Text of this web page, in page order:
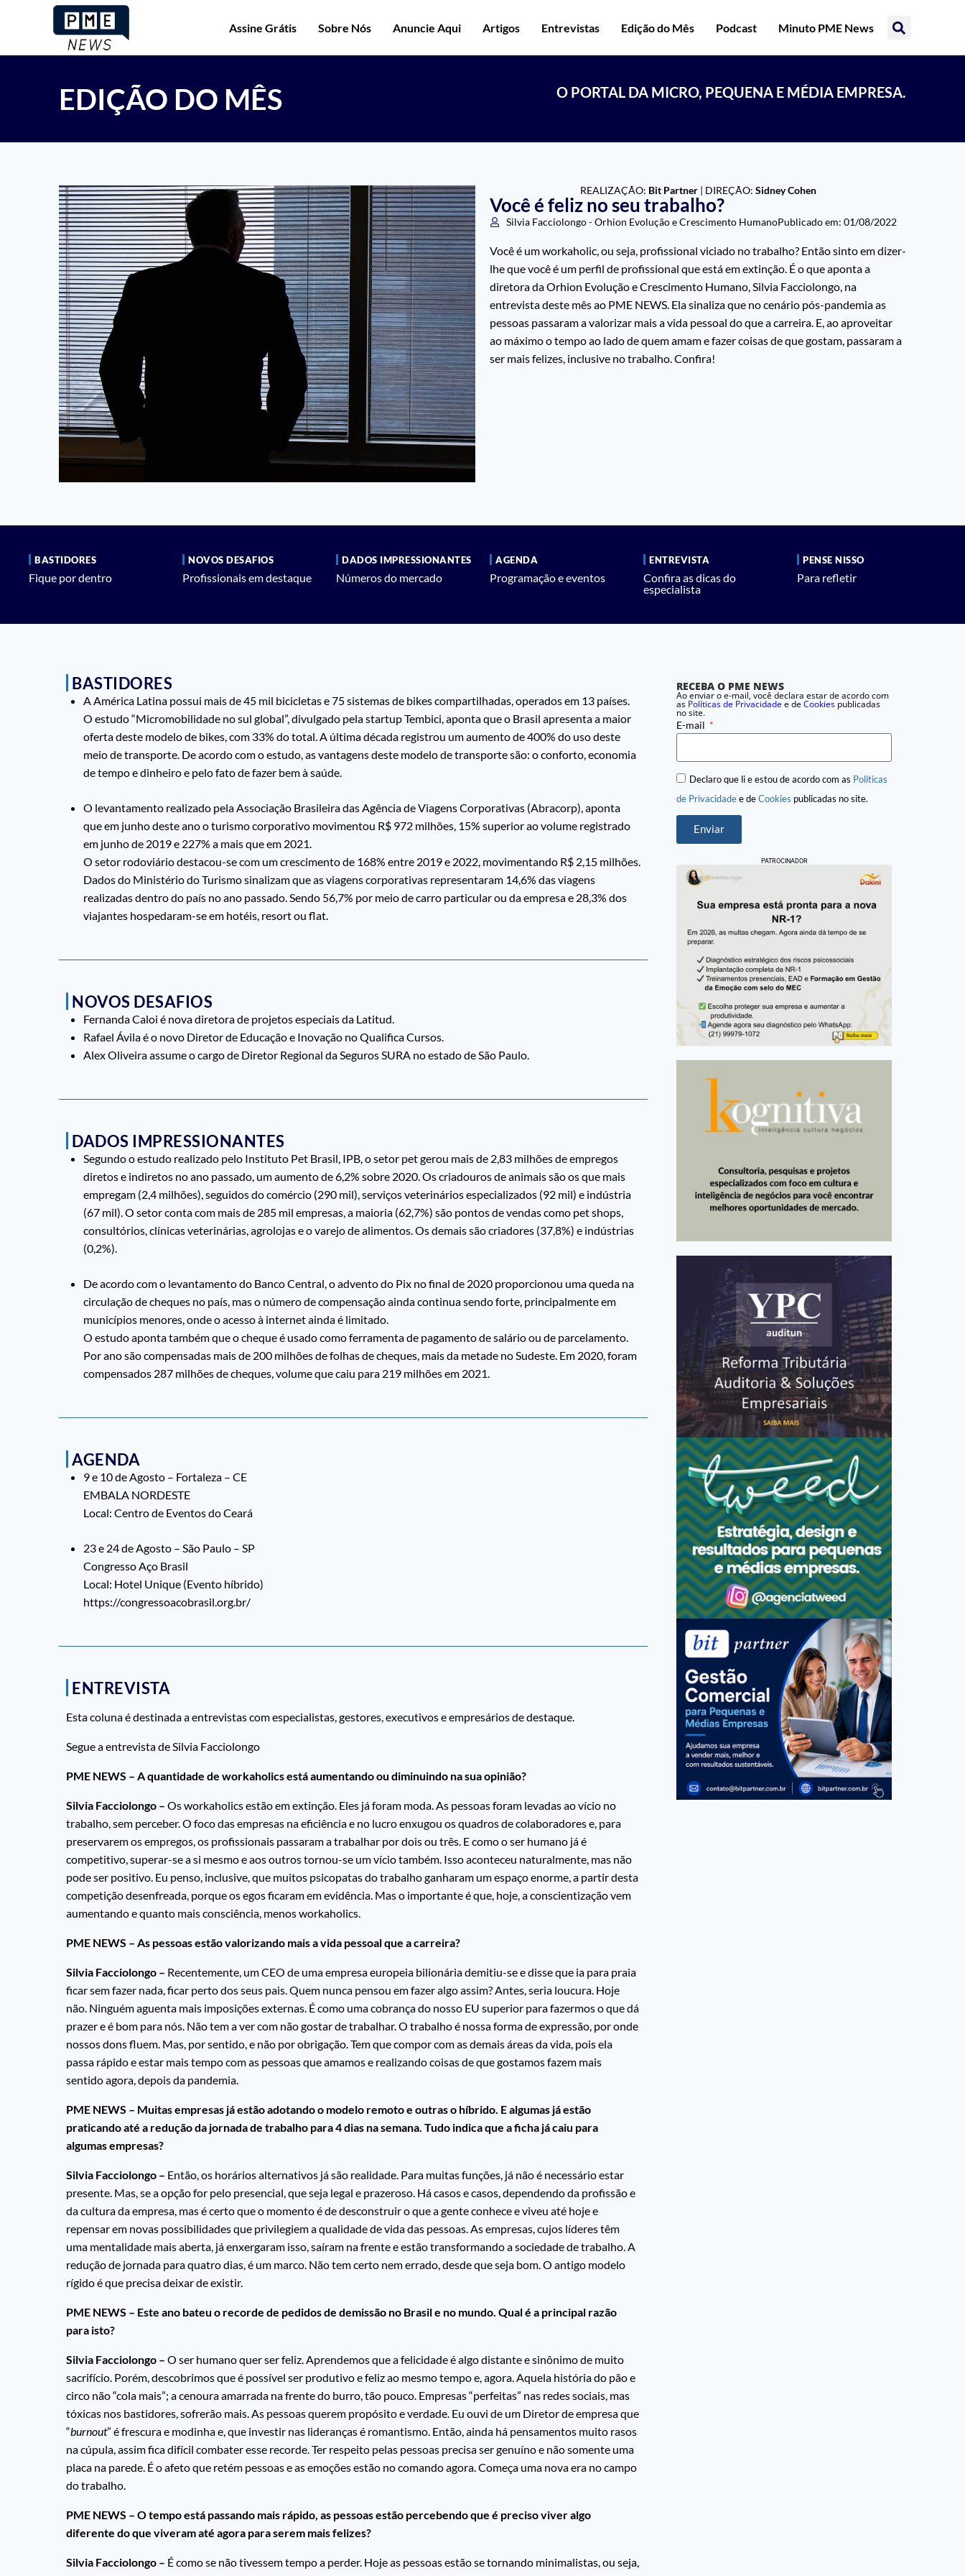
Assine Grátis Sobre Nós Anuncie Aqui Artigos Entrevistas Edição do Mês Podcast Minuto PME News
EDIÇÃO DO MÊS O PORTAL DA MICRO, PEQUENA E MÉDIA EMPRESA.
REALIZAÇÃO: Bit Partner| DIREÇÃO: Sidney Cohen
Você é feliz no seu trabalho?
Silvia Facciolongo - Orhion Evolução e Crescimento HumanoPublicado em: 01/08/2022
Você é um workaholic, ou seja, profissional viciado no trabalho? Então sinto em dizer-
lhe que você é um perfil de profissional que está em extinção. É o que aponta a
diretora da Orhion Evolução e Crescimento Humano, Silvia Facciolongo, na
entrevista deste mês ao PME NEWS. Ela sinaliza que no cenário pós-pandemia as
pessoas passaram a valorizar mais a vida pessoal do que a carreira. E, ao aproveitar
ao máximo o tempo ao lado de quem amam e fazer coisas de que gostam, passaram a
ser mais felizes, inclusive no trabalho. Confira!
BASTIDORES
Fique por dentro
NOVOS DESAFIOS
Profissionais em destaque
DADOS IMPRESSIONANTES
Números do mercado
AGENDA
Programação e eventos
ENTREVISTA
Confira as dicas do
especialista
PENSE NISSO
Para refletir
BASTIDORES
A América Latina possui mais de 45 mil bicicletas e 75 sistemas de bikes compartilhadas, operados em 13 países.
O estudo “Micromobilidade no sul global”, divulgado pela startup Tembici, aponta que o Brasil apresenta a maior
oferta deste modelo de bikes, com 33% do total. A última década registrou um aumento de 400% do uso deste
meio de transporte. De acordo com o estudo, as vantagens deste modelo de transporte são: o conforto, economia
de tempo e dinheiro e pelo fato de fazer bem à saúde.
O levantamento realizado pela Associação Brasileira das Agência de Viagens Corporativas (Abracorp), aponta
que em junho deste ano o turismo corporativo movimentou R$ 972 milhões, 15% superior ao volume registrado
em junho de 2019 e 227% a mais que em 2021.
O setor rodoviário destacou-se com um crescimento de 168% entre 2019 e 2022, movimentando R$ 2,15 milhões.
Dados do Ministério do Turismo sinalizam que as viagens corporativas representaram 14,6% das viagens
realizadas dentro do país no ano passado. Sendo 56,7% por meio de carro particular ou da empresa e 28,3% dos
viajantes hospedaram-se em hotéis, resort ou flat.
NOVOS DESAFIOS
Fernanda Caloi é nova diretora de projetos especiais da Latitud.
Rafael Ávila é o novo Diretor de Educação e Inovação no Qualifica Cursos.
Alex Oliveira assume o cargo de Diretor Regional da Seguros SURA no estado de São Paulo.
DADOS IMPRESSIONANTES
Segundo o estudo realizado pelo Instituto Pet Brasil, IPB, o setor pet gerou mais de 2,83 milhões de empregos
diretos e indiretos no ano passado, um aumento de 6,2% sobre 2020. Os criadouros de animais são os que mais
empregam (2,4 milhões), seguidos do comércio (290 mil), serviços veterinários especializados (92 mil) e indústria
(67 mil). O setor conta com mais de 285 mil empresas, a maioria (62,7%) são pontos de vendas como pet shops,
consultórios, clínicas veterinárias, agrolojas e o varejo de alimentos. Os demais são criadores (37,8%) e indústrias
(0,2%).
De acordo com o levantamento do Banco Central, o advento do Pix no final de 2020 proporcionou uma queda na
circulação de cheques no país, mas o número de compensação ainda continua sendo forte, principalmente em
municípios menores, onde o acesso à internet ainda é limitado.
O estudo aponta também que o cheque é usado como ferramenta de pagamento de salário ou de parcelamento.
Por ano são compensadas mais de 200 milhões de folhas de cheques, mais da metade no Sudeste. Em 2020, foram
compensados 287 milhões de cheques, volume que caiu para 219 milhões em 2021.
AGENDA
9 e 10 de Agosto – Fortaleza – CE
EMBALA NORDESTE
Local: Centro de Eventos do Ceará
23 e 24 de Agosto – São Paulo – SP
Congresso Aço Brasil
Local: Hotel Unique (Evento híbrido)
https://congressoacobrasil.org.br/
ENTREVISTA
Esta coluna é destinada a entrevistas com especialistas, gestores, executivos e empresários de destaque.
Segue a entrevista de Silvia Facciolongo
PME NEWS – A quantidade de workaholics está aumentando ou diminuindo na sua opinião?
Silvia Facciolongo – Os workaholics estão em extinção. Eles já foram moda. As pessoas foram levadas ao vício no
trabalho, sem perceber. O foco das empresas na eficiência e no lucro enxugou os quadros de colaboradores e, para
preservarem os empregos, os profissionais passaram a trabalhar por dois ou três. E como o ser humano já é
competitivo, superar-se a si mesmo e aos outros tornou-se um vício também. Isso aconteceu naturalmente, mas não
pode ser positivo. Eu penso, inclusive, que muitos psicopatas do trabalho ganharam um espaço enorme, a partir desta
competição desenfreada, porque os egos ficaram em evidência. Mas o importante é que, hoje, a conscientização vem
aumentando e quanto mais consciência, menos workaholics.
PME NEWS – As pessoas estão valorizando mais a vida pessoal que a carreira?
Silvia Facciolongo – Recentemente, um CEO de uma empresa europeia bilionária demitiu-se e disse que ia para praia
ficar sem fazer nada, ficar perto dos seus pais. Quem nunca pensou em fazer algo assim? Antes, seria loucura. Hoje
não. Ninguém aguenta mais imposições externas. É como uma cobrança do nosso EU superior para fazermos o que dá
prazer e é bom para nós. Não tem a ver com não gostar de trabalhar. O trabalho é nossa forma de expressão, por onde
nossos dons fluem. Mas, por sentido, e não por obrigação. Tem que compor com as demais áreas da vida, pois ela
passa rápido e estar mais tempo com as pessoas que amamos e realizando coisas de que gostamos fazem mais
sentido agora, depois da pandemia.
PME NEWS – Muitas empresas já estão adotando o modelo remoto e outras o híbrido. E algumas já estão
praticando até a redução da jornada de trabalho para 4 dias na semana. Tudo indica que a ficha já caiu para
algumas empresas?
Silvia Facciolongo – Então, os horários alternativos já são realidade. Para muitas funções, já não é necessário estar
presente. Mas, se a opção for pelo presencial, que seja legal e prazeroso. Há casos e casos, dependendo da profissão e
da cultura da empresa, mas é certo que o momento é de desconstruir o que a gente conhece e viveu até hoje e
repensar em novas possibilidades que privilegiem a qualidade de vida das pessoas. As empresas, cujos líderes têm
uma mentalidade mais aberta, já enxergaram isso, saíram na frente e estão transformando a sociedade de trabalho. A
redução de jornada para quatro dias, é um marco. Não tem certo nem errado, desde que seja bom. O antigo modelo
rígido é que precisa deixar de existir.
PME NEWS – Este ano bateu o recorde de pedidos de demissão no Brasil e no mundo. Qual é a principal razão
para isto?
Silvia Facciolongo – O ser humano quer ser feliz. Aprendemos que a felicidade é algo distante e sinônimo de muito
sacrifício. Porém, descobrimos que é possível ser produtivo e feliz ao mesmo tempo e, agora. Aquela história do pão e
circo não “cola mais”; a cenoura amarrada na frente do burro, tão pouco. Empresas “perfeitas” nas redes sociais, mas
tóxicas nos bastidores, sofrerão mais. As pessoas querem propósito e verdade. Eu ouvi de um Diretor de empresa que
“burnout” é frescura e modinha e, que investir nas lideranças é romantismo. Então, ainda há pensamentos muito rasos
na cúpula, assim fica difícil combater esse recorde. Ter respeito pelas pessoas precisa ser genuíno e não somente uma
placa na parede. É o afeto que retém pessoas e as emoções estão no comando agora. Começa uma nova era no campo
do trabalho.
PME NEWS – O tempo está passando mais rápido, as pessoas estão percebendo que é preciso viver algo
diferente do que viveram até agora para serem mais felizes?
Silvia Facciolongo – É como se não tivessem tempo a perder. Hoje as pessoas estão se tornando minimalistas, ou seja,
RECEBA O PME NEWS
Ao enviar o e-mail, você declara estar de acordo com
as Políticas de Privacidadee deCookies publicadas
no site.
E-mail
Declaro que li e estou de acordo com as Políticas
de Privacidadee deCookies publicadas no site.
Enviar
PATROCINADOR